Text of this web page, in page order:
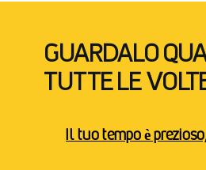
GUARDALO
TUTTE LE
Il tuo tempo è